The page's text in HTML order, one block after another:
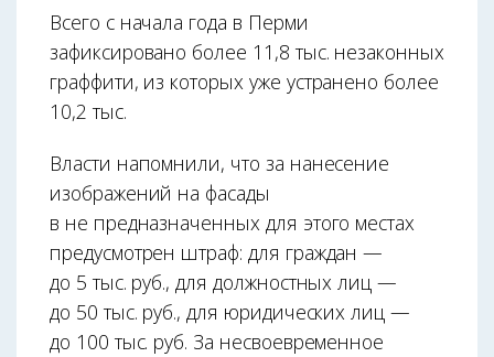
Всего с начала года в Перми
зафиксировано более 11,8 тыс. незаконных
граффити, из которых уже устранено более
10,2 тыс.
Власти напомнили, что за нанесение
изображений на фасады
в не предназначенных для этого местах
предусмотрен штраф: для граждан —
до 5 тыс. руб., для должностных лиц —
до 50 тыс. руб., для юридических лиц —
до 100 тыс. руб. За несвоевременное